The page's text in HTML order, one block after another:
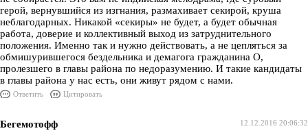
герой, вернувшийся из изгнания, размахивает секирой, круша
неблагодарных. Никакой «секиры» не будет, а будет обычная
работа, доверие и коллективный выход из затруднительного
положения. Именно так и нужно действовать, а не цепляться за
обмишурившегося бездельника и демагога гражданина О,
пролезшего в главы района по недоразумению. И такие кандидаты
в главы района у нас есть, они живут рядом с нами.
Ответить Цитировать
12.12.2016 20:06:32
Бегемотофф